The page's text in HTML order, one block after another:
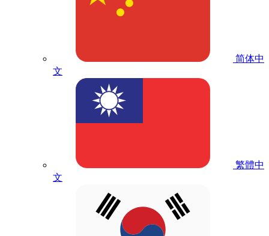
简体中
文
繁體中
文